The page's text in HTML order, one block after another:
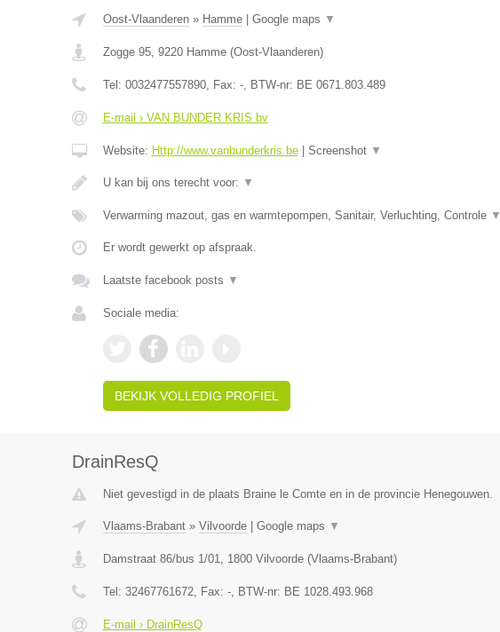
Oost-Vlaanderen» Hamme| Google maps ▼
Zogge 95, 9220 Hamme(Oost-Vlaanderen)
Tel: 0032477557890, Fax: -, BTW-nr: BE 0671.803.489
E-mail › VAN BUNDER KRIS bv
Website: Http://www.vanbunderkris.be| Screenshot ▼
U kan bij ons terecht voor: ▼
Verwarming mazout, gas en warmtepompen, Sanitair, Verluchting, Controle ▼
Er wordt gewerkt op afspraak.
Laatste facebook posts ▼
Sociale media:
BEKIJK VOLLEDIG PROFIEL
DrainResQ
Niet gevestigd in de plaats Braine le Comte en in de provincie Henegouwen.
Vlaams-Brabant» Vilvoorde| Google maps ▼
Damstraat 86/bus 1/01, 1800 Vilvoorde(Vlaams-Brabant)
Tel: 32467761672, Fax: -, BTW-nr: BE 1028.493.968
E-mail › DrainResQ